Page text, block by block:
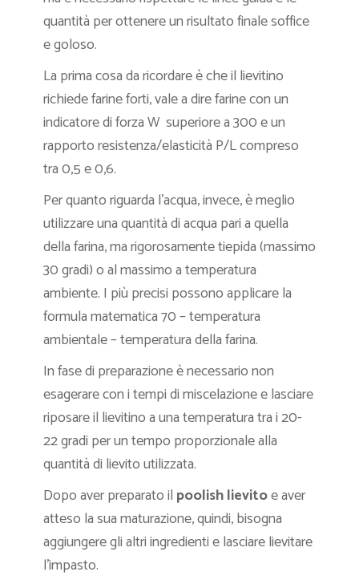
quantità per ottenere un risultato finale soffice
e goloso.
La prima cosa da ricordare è che il lievitino
richiede farine forti, vale a dire farine con un
indicatore di forza W superiore a 300 e un
rapporto resistenza/elasticità P/L compreso
tra 0,5 e 0,6.
Per quanto riguarda l’acqua, invece, è meglio
utilizzare una quantità di acqua pari a quella
della farina, ma rigorosamente tiepida (massimo
30 gradi) o al massimo a temperatura
ambiente. I più precisi possono applicare la
formula matematica 70 – temperatura
ambientale – temperatura della farina.
In fase di preparazione è necessario non
esagerare con i tempi di miscelazione e lasciare
riposare il lievitino a una temperatura tra i 20-
22 gradi per un tempo proporzionale alla
quantità di lievito utilizzata.
Dopo aver preparato il poolish lievitoe aver
atteso la sua maturazione, quindi, bisogna
aggiungere gli altri ingredienti e lasciare lievitare
l’impasto.